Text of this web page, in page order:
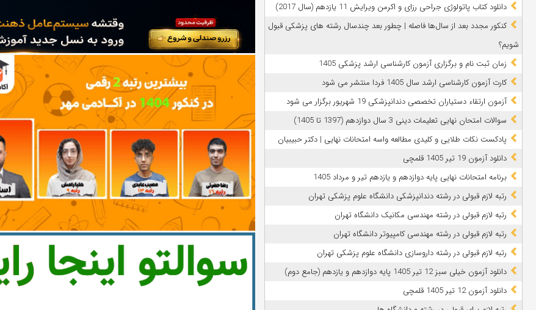
دانلود کتاب پاتولوژی جراحی رزای و اکرمن ویرایش 11 یازدهم (سال 2017)
کنکور مجدد بعد از سال‌ها فاصله | چطور بعد چندسال رشته‌ های پزشکی قبول
شویم؟
زمان ثبت نام و برگزاری آزمون کارشناسی ارشد پزشکی 1405
کارت آزمون کارشناسی ارشد سال 1405 فردا منتشر می شود
آزمون ارتقاء دستیاران تخصصی دندانپزشکی 19 شهریور برگزار می شود
سوالات امتحان نهایی تعلیمات دینی 3 سال دوازدهم (1397 تا 1405)
پادکست نکات طلایی و کلیدی مطالعه واسه امتحانات نهایی | دکتر حبیبیان
دانلود آزمون 19 تیر 1405 قلمچی
برنامه امتحانات نهایی پایه دوازدهم و یازدهم تیر و مرداد 1405
رتبه لازم قبولی در رشته دندانپزشکی دانشگاه علوم پزشکی تهران
رتبه لازم قبولی در رشته مهندسی مکانیک دانشگاه تهران
رتبه لازم قبولی در رشته مهندسی کامپیوتر دانشگاه تهران
رتبه لازم قبولی در رشته داروسازی دانشگاه علوم پزشکی تهران
دانلود آزمون خیلی سبز 12 تیر 1405 پایه دوازدهم و یازدهم (جامع دوم)
دانلود آزمون 12 تیر 1405 قلمچی